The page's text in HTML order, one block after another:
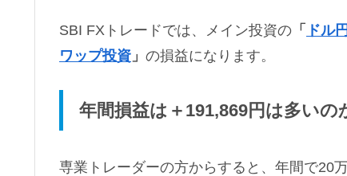
SBI FXトレードでは、メイン投資の 「 ドル
ワップ投資 」 の損益になります。
年間損益は＋191,869円は多いの
専業トレーダーの方からすると、年間で20